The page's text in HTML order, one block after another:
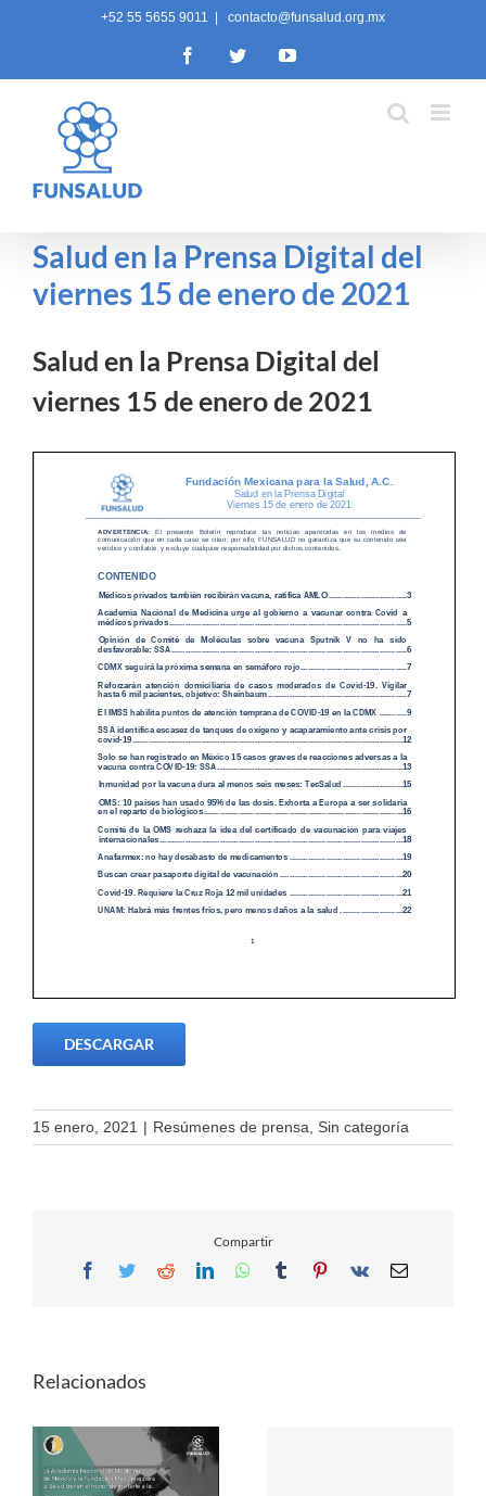
+52 55 5655 9011 contacto@funsalud.org.mx
FacebookTwitterYouTube
Salud en la Prensa Digital del
viernes 15 de enero de 2021
Salud en la Prensa Digital del
viernes 15 de enero de 2021
DESCARGAR
15 enero, 2021 | Resúmenes de prensa, Sin categoría
Compartir
Facebook
TwitterRedditLinkedInWhatsApp
TumblrPinterest
Vk Email
Relacionados